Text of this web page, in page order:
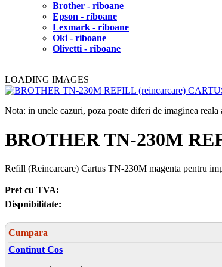
Brother - riboane
Epson - riboane
Lexmark - riboane
Oki - riboane
Olivetti - riboane
LOADING IMAGES
Nota: in unele cazuri, poza poate diferi de imaginea
BROTHER TN-230M
Refill (Reincarcare) Cartus TN-230M magenta pentru
Pret cu TVA:
Dispnibilitate:
Cumpara
Continut Cos